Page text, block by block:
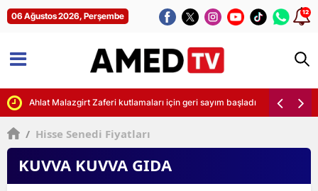
06 Ağustos 2026, Perşembe 12
Ahlat Malazgirt Zaferi kutlamaları için geri sayım başladı
/ Hisse Senedi Fiyatları
KUVVA KUVVA GIDA